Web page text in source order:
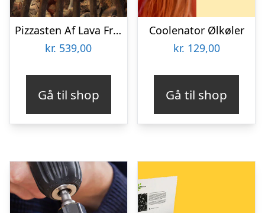
Pizzasten Af Lava Fra Etna
kr. 539,00
Gå til shop
Coolenator Ølkøler
kr. 129,00
Gå til shop